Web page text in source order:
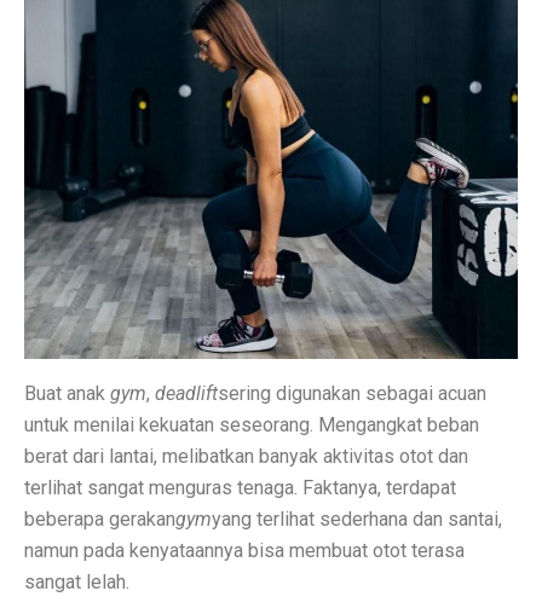
Mewah dan Megah, 10 Rumah Terbesar di Dunia!
Inspirasi Warna Cat Pagar yang Elegan dan Pasti Sukses
Tips Pemasangan Plafon PVC Rangka Hollow Modern
8 Ciri Rumah Tropis Sederhana: Hunian Asri, Sejuk,
Keunggulan dan Kekurangan Plafon PVC yang Harus
Literasi AI Jadi Dasar Penting bagi Talent Digital
Studi: Risiko Penyakit Jantung Terkait Hampir Semua
Tugas dan Wewenang OJK, Regulator dari Krisis
5 Rekomendasi Film Park Chan Wook yang Harus
Buat anak gym, deadliftsering digunakan sebagai acuan
untuk menilai kekuatan seseorang. Mengangkat beban
berat dari lantai, melibatkan banyak aktivitas otot dan
terlihat sangat menguras tenaga. Faktanya, terdapat
beberapa gerakangymyang terlihat sederhana dan santai,
namun pada kenyataannya bisa membuat otot terasa
sangat lelah.